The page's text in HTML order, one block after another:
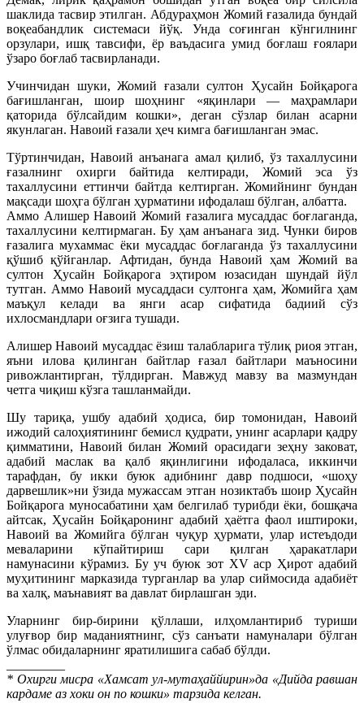
шаклида тасвир этилган. Абдураҳмон Жомий ғазалида бундай
воқеабандлик системаси йўқ. Унда соғинган кўнгилнинг
орзулари, ишқ тавсифи, ёр ваъдасига умид боғлаш ғоялари
ўзаро боғлаб тасвирланади.
Учинчидан шуки, Жомий ғазали султон Ҳусайн Бойқарога
бағишланган, шоир шоҳнинг «яқинлари — маҳрамлари
қаторида бўлсайдим кошки», деган сўзлар билан асарни
якунлаган. Навоий ғазали ҳеч кимга бағишланган эмас.
Тўртинчидан, Навоий анъанага амал қилиб, ўз тахаллусини
ғазалнинг охирги байтида келтиради, Жомий эса ўз
тахаллусини еттинчи байтда келтирган. Жомийнинг бундан
мақсади шоҳга бўлган ҳурматини ифодалаш бўлган, албатта.
Аммо Алишер Навоий Жомий ғазалига мусаддас боғлаганда,
тахаллусини келтирмаган. Бу ҳам анъанага зид. Чунки биров
ғазалига мухаммас ёки мусаддас боғлаганда ўз тахаллусини
қўшиб қўйганлар. Афтидан, бунда Навоий ҳам Жомий ва
султон Ҳусайн Бойқарога эҳтиром юзасидан шундай йўл
тутган. Аммо Навоий мусаддаси султонга ҳам, Жомийга ҳам
маъқул келади ва янги асар сифатида бадиий сўз
ихлосмандлари оғзига тушади.
Алишер Навоий мусаддас ёзиш талабларига тўлиқ риоя этган,
яъни илова қилинган байтлар ғазал байтлари маъносини
ривожлантирган, тўлдирган. Мавжуд мавзу ва мазмундан
четга чиқиш кўзга ташланмайди.
Шу тариқа, ушбу адабий ҳодиса, бир томонидан, Навоий
ижодий салоҳиятининг бемисл қудрати, унинг асарлари қадру
қимматини, Навоий билан Жомий орасидаги зеҳну заковат,
адабий маслак ва қалб яқинлигини ифодаласа, иккинчи
тарафдан, бу икки буюк адибнинг давр подшоси, «шоҳу
дарвешлик»ни ўзида мужассам этган нозиктабъ шоир Ҳусайн
Бойқарога муносабатини ҳам белгилаб турибди ёки, бошқача
айтсак, Ҳусайн Бойқаронинг адабий ҳаётга фаол иштироки,
Навоий ва Жомийга бўлган чуқур ҳурмати, улар истеъдоди
меваларини кўпайтириш сари қилган ҳаракатлари
намунасини кўрамиз. Бу уч буюк зот XV аср Ҳирот адабий
муҳитининг марказида турганлар ва улар сиймосида адабиёт
ва халқ, маънавият ва давлат бирлашган эди.
Уларнинг бир-бирини қўллаши, илҳомлантириб туриши
улуғвор бир маданиятнинг, сўз санъати намуналари бўлган
ўлмас обидаларнинг яратилишига сабаб бўлди.
* Охирги мисра «Хамсат ул-мутаҳаййирин»да «Дийда равшан
кардаме аз хоки он по кошки» тарзида келган.